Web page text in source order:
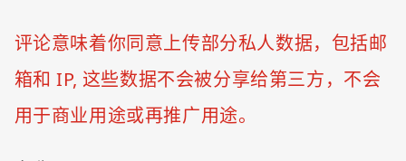
评论意味着你同意上传部分私人数据，包括邮
箱和 IP, 这些数据不会被分享给第三方，不会
用于商业用途或再推广用途。